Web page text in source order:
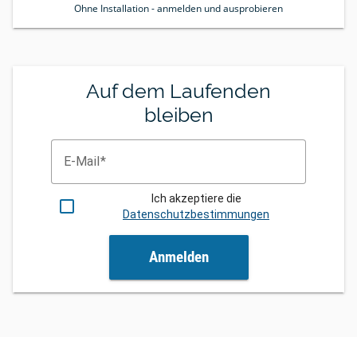
Ohne Installation - anmelden und ausprobieren
Auf dem Laufenden
bleiben
E-Mail
Ich akzeptiere die
Datenschutzbestimmungen
Anmelden